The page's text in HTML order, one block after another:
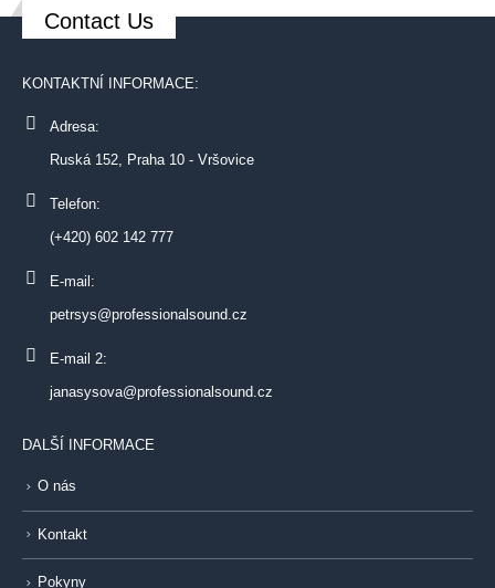
Contact Us
KONTAKTNÍ INFORMACE:
Adresa:
Ruská 152, Praha 10 - Vršovice
Telefon:
(+420) 602 142 777
E-mail:
petrsys@professionalsound.cz
E-mail 2:
janasysova@professionalsound.cz
DALŠÍ INFORMACE
O nás
Kontakt
Pokyny